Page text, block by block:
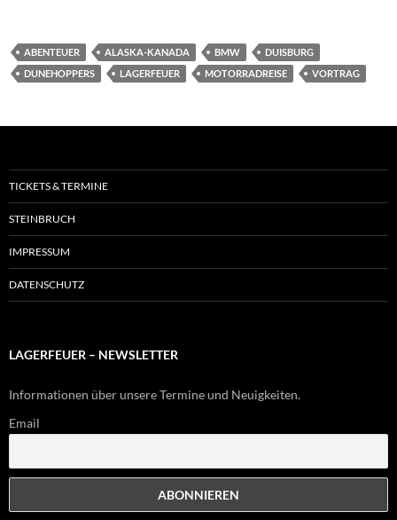
ABENTEUER ALASKA-KANADA BMW
DUISBURG
DUNEHOPPERS
LAGERFEUER MOTORRADREISE VORTRAG
TICKETS & TERMINE
STEINBRUCH
IMPRESSUM
DATENSCHUTZ
LAGERFEUER – NEWSLETTER
Informationen über unsere Termine und Neuigkeiten.
Email